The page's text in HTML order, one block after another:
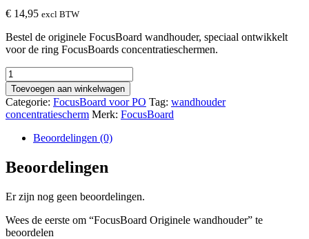
€ 14,95 excl BTW
Bestel de originele FocusBoard wandhouder, speciaal ontwikkelt
voor de ring FocusBoards concentratieschermen.
FocusBoard
Originele
wandhouder
aantal
Toevoegen aan winkelwagen
Categorie: FocusBoard voor PO Tag: wandhouder
concentratiescherm Merk: FocusBoard
Beoordelingen (0)
Beoordelingen
Er zijn nog geen beoordelingen.
Wees de eerste om “FocusBoard Originele wandhouder” te
beoordelen